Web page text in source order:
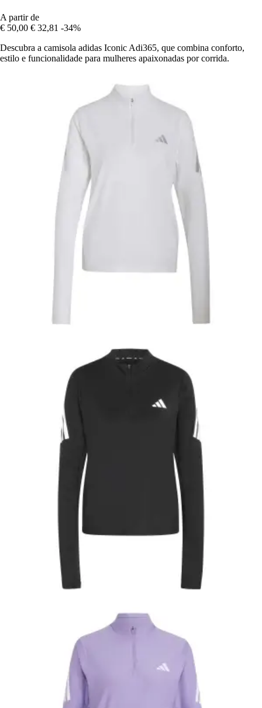
A partir de
€ 50,00 € 32,81 -34%
Descubra a camisola adidas Iconic Adi365, que combina conforto,
estilo e funcionalidade para mulheres apaixonadas por corrida.